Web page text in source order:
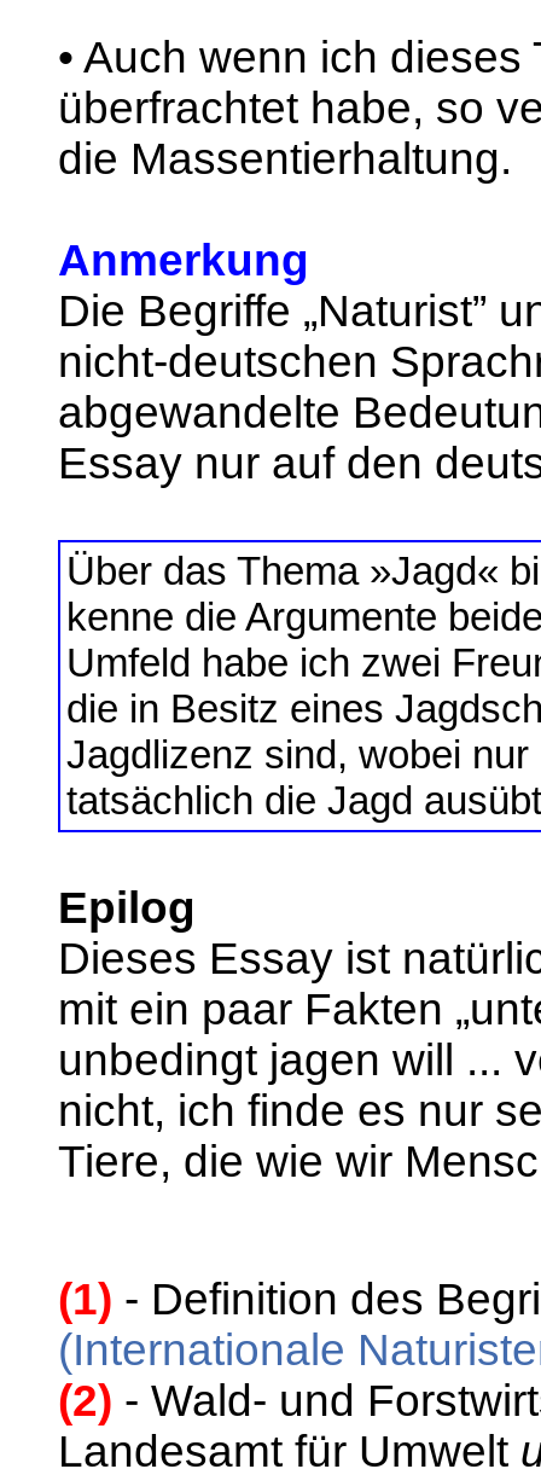
• Auch wenn ich
überfrachtet habe, so
die Massentierhaltung.
Anmerkung
Die Begriffe „Naturist”
nicht-deutschen
abgewandelte
Essay nur auf den
Über das Thema »Jagd«
kenne die Argumente
Umfeld habe ich zwei
die in Besitz eines
Jagdlizenz sind, wobei
tatsächlich die Jagd
Epilog
Dieses Essay ist
mit ein paar Fakten
unbedingt jagen will ...
nicht, ich finde es nur
Tiere, die wie wir
(1) - Definition des
(Internationale
(2) - Wald- und
Landesamt für Umwelt